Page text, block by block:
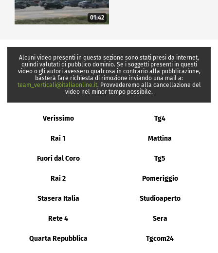
01:42
Alcuni video presenti in questa sezione sono stati presi da internet,
quindi valutati di pubblico dominio. Se i soggetti presenti in questi
video o gli autori avessero qualcosa in contrario alla pubblicazione,
basterà fare richiesta di rimozione inviando una mail a:
team_verticali@italiaonline.it. Provvederemo alla cancellazione del
video nel minor tempo possibile.
Verissimo Tg4
Rai 1 Mattina
Fuori dal Coro Tg5
Rai 2 Pomeriggio
Stasera Italia Studioaperto
Rete 4 Sera
Quarta Repubblica Tgcom24